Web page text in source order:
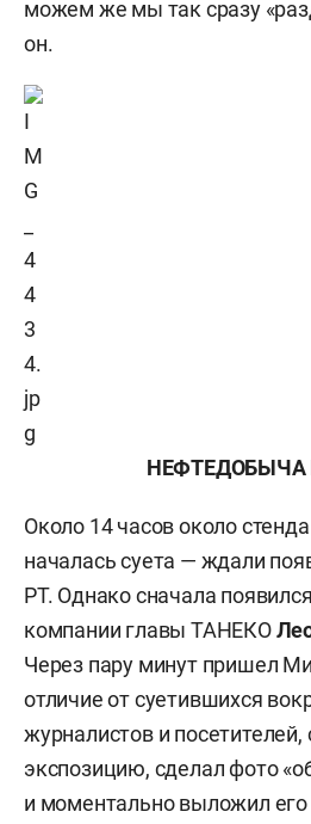
можем же мы так сразу
он.
НЕФТЕДОБЫЧА
Около 14 часов около
началась суета — ждали
РТ. Однако сначала
компании главы ТАНЕКО
Через пару минут пришел
отличие от суетившихся
журналистов и
экспозицию, сделал фото
и моментально выложил его